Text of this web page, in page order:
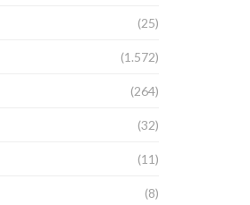
(25)
(1.572)
(264)
(32)
(11)
(8)